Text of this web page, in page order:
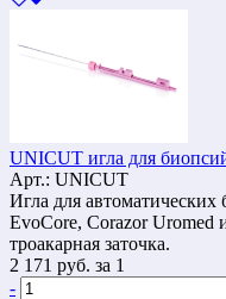
UNICUT игла для
Арт.: UNICUT
Игла для
EvoCore, Corazor Uromed
троакарная заточка.
2 171 руб. за 1
-